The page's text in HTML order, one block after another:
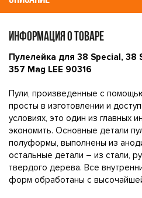
ИНФОРМАЦИЯ О ТОВАРЕ
Пулелейка для 38 Special, 38
357 Mag LEE 90316
Пули, произведенные с
просты в изготовлении и
условиях, это один из главных
экономить. Основные детали
полуформы, выполнены из
остальные детали – из стали,
твердого дерева. Все
форм обработаны с